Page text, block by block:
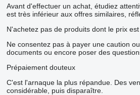
Avant d'effectuer un achat, étudiez
est très inférieur aux offres similaires,
N'achetez pas de produits dont le prix
Ne consentez pas à payer une caution
documents ou encore poser des
Prépaiement douteux
C'est l'arnaque la plus répandue. Des
considérable, puis disparaître.